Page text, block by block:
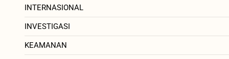
INTERNASIONAL
INVESTIGASI
KEAMANAN